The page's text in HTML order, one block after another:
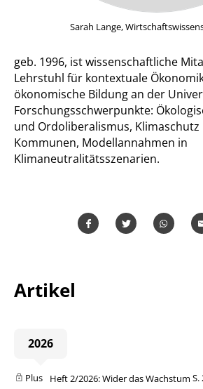
Sarah Lange,
geb. 1996, ist wissenschaftliche
Lehrstuhl für kontextuale
ökonomische Bildung an der
Forschungsschwerpunkte:
und Ordoliberalismus, Klimaschutz
Kommunen, Modellannahmen in
Klimaneutralitätsszenarien.
Artikel
2026
Plus Heft 2/2026: Wider das Wachstum S.